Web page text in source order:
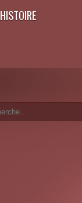
HISTOIRE